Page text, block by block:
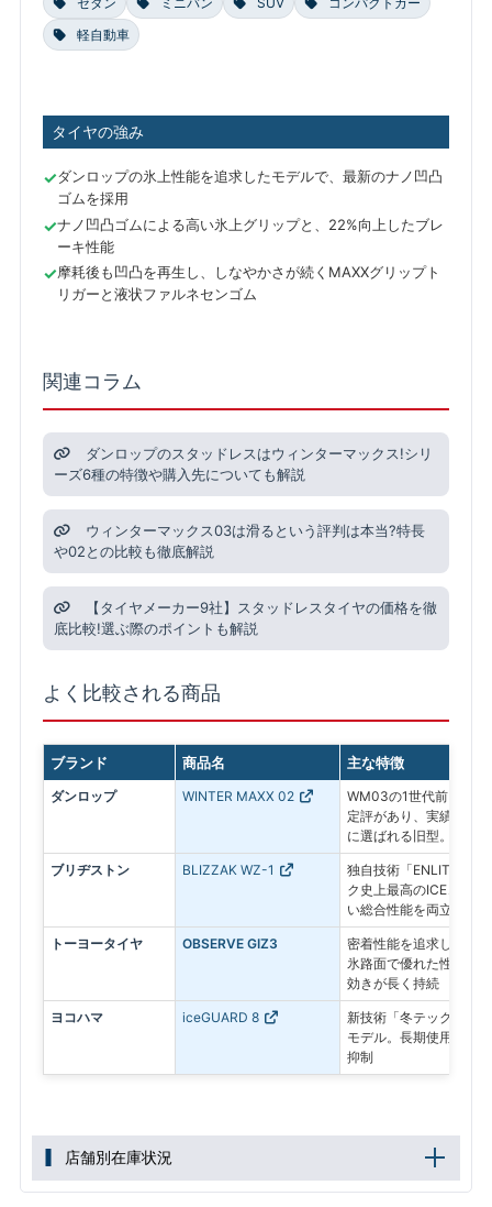
軽自動車
タイヤの強み
ダンロップの氷上性能を追求したモデルで、最新のナノ凹凸
ゴムを採用
ナノ凹凸ゴムによる高い氷上グリップと、22%向上したブレ
ーキ性能
摩耗後も凹凸を再生し、しなやかさが続くMAXXグリップト
リガーと液状ファルネセンゴム
関連コラム
ダンロップのスタッドレスはウィンターマックス!シリ
ーズ6種の特徴や購入先についても解説
ウィンターマックス03は滑るという評判は本当?特長
や02との比較も徹底解説
【タイヤメーカー9社】スタッドレスタイヤの価格を徹
底比較!選ぶ際のポイントも解説
よく比較される商品
ブランド 商品名 主な特徴
ダンロップ WINTER MAXX 02
WM03の1世代前。氷上
定評があり、実績ある
に選ばれる旧型。
ブリヂストン BLIZZAK WZ-1
独自技術「ENLITEN」
ク史上最高のICEコント
い総合性能を両立した
トーヨータイヤ OBSERVE GIZ3
密着性能を追求したプ
氷路面で優れた性能を
効きが長く持続
ヨコハマ iceGUARD 8
新技術「冬テック」で
モデル。長期使用後も
抑制
店舗別在庫状況